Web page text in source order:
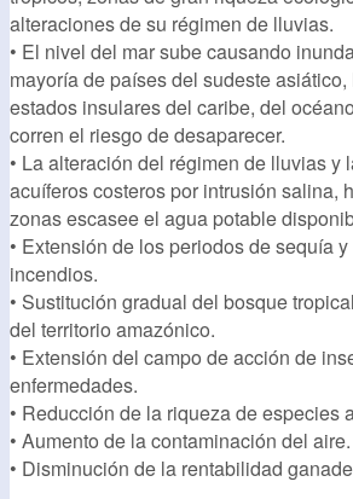
alteraciones de su régimen de lluvias.
• El nivel del mar sube causando
mayoría de países del sudeste
estados insulares del caribe, del
corren el riesgo de desaparecer.
• La alteración del régimen de lluvias y
acuíferos costeros por intrusión salina,
zonas escasee el agua potable
• Extensión de los periodos de sequía
incendios.
• Sustitución gradual del bosque
del territorio amazónico.
• Extensión del campo de acción de
enfermedades.
• Reducción de la riqueza de especies
• Aumento de la contaminación del aire.
• Disminución de la rentabilidad